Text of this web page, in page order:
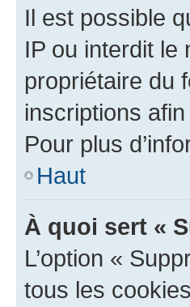
Il est possible
IP ou interdit le
propriétaire du
inscriptions
Pour plus
Haut
À quoi sert «
L’option «
tous les